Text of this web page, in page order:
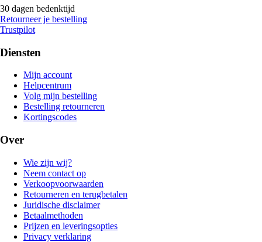
30 dagen bedenktijd
Retourneer je bestelling
Trustpilot
Diensten
Mijn account
Helpcentrum
Volg mijn bestelling
Bestelling retourneren
Kortingscodes
Over
Wie zijn wij?
Neem contact op
Verkoopvoorwaarden
Retourneren en terugbetalen
Juridische disclaimer
Betaalmethoden
Prijzen en leveringsopties
Privacy verklaring